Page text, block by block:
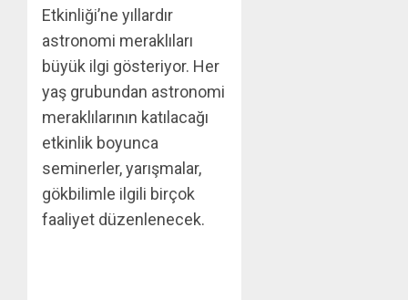
Etkinliği’ne yıllardır
astronomi meraklıları
büyük ilgi gösteriyor. Her
yaş grubundan astronomi
meraklılarının katılacağı
etkinlik boyunca
seminerler, yarışmalar,
gökbilimle ilgili birçok
faaliyet düzenlenecek.